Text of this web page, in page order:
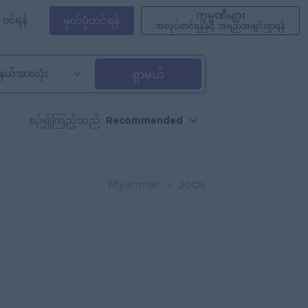
၀င်ရန် မှတ်ပုံတင်ရန်
ကုမ္ပဏီများ
အလုပ်တင်ရန်နှင့် အရည်အချင်းရှာရန်
ယ်အားလုံး ရှာမယ်
စဉ်၍ကြည့်သည်: Recommended